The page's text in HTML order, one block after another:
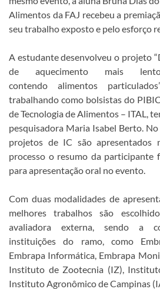
Alimentos da FAJ recebeu a
seu trabalho exposto e pelo esforço
A estudante desenvolveu o projeto
de aquecimento mais
contendo alimentos
trabalhando como bolsistas do
de Tecnologia de Alimentos – ITAL,
pesquisadora Maria Isabel Berto.
projetos de IC são
processo o resumo da participante
para apresentação oral no evento.
Com duas modalidades de
melhores trabalhos são
avaliadora externa, sendo a
instituições do ramo, como
Embrapa Informática, Embrapa
Instituto de Zootecnia (IZ),
Instituto Agronômico de Campinas